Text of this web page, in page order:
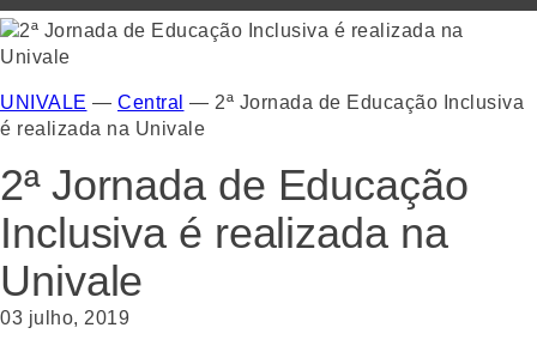
UNIVALE — Central — 2ª Jornada de Educação Inclusiva
é realizada na Univale
2ª Jornada de Educação
Inclusiva é realizada na
Univale
03 julho, 2019